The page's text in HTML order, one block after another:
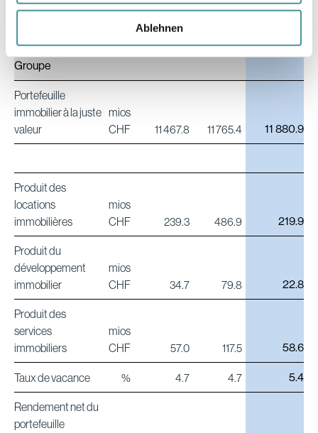
Ablehnen
Chiffres clés du
Groupe
Portefeuille
immobilier à la juste
valeur
mios
CHF
11 467.8 11 765.4 11 880.9
Produit des
locations
immobilières
mios
CHF
239.3 486.9 219.9
Produit du
développement
immobilier
mios
CHF
34.7 79.8 22.8
Produit des
services
immobiliers
mios
CHF
57.0 117.5 58.6
Taux de vacance % 4.7 4.7 5.4
Rendement net du
portefeuille